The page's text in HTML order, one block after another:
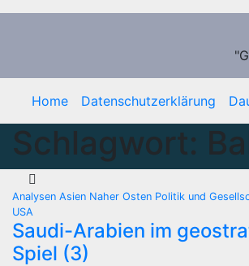
Zum
Home Datenschutzerklärung
Schlagwort:
Analysen Asien Naher Osten Politik und
USA
Saudi-Arabien im
Spiel (3)